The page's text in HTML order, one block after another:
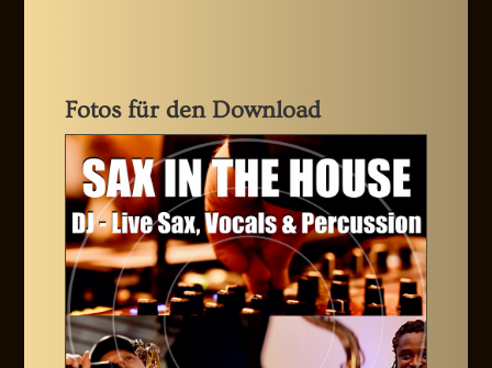
Fotos für den Download